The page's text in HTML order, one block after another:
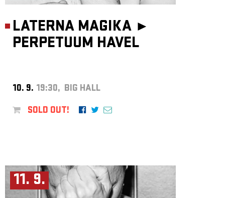
LATERNA MAGIKA ►
PERPETUUM HAVEL
10. 9. 19:30, BIG HALL
SOLD OUT!
11. 9.